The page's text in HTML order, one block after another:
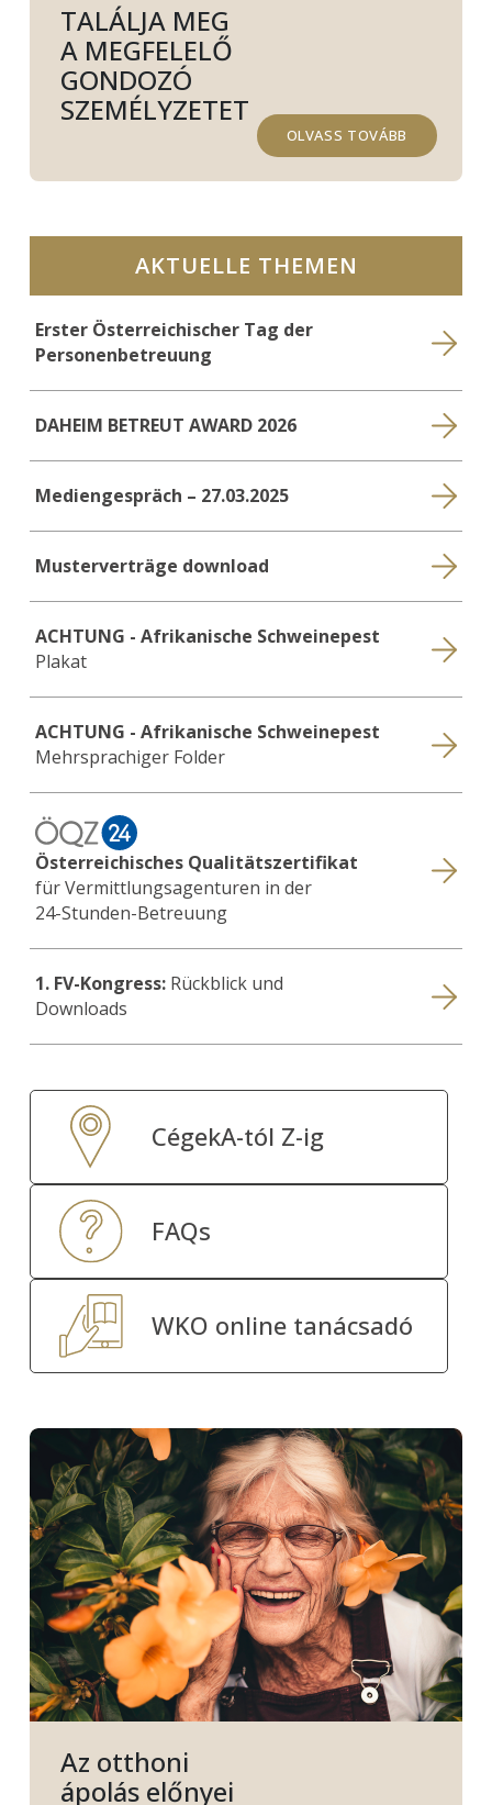
TALÁLJA MEG
A MEGFELELŐ
GONDOZÓ
SZEMÉLYZETET
OLVASS TOVÁBB
AKTUELLE THEMEN
Erster Österreichischer Tag der
Personenbetreuung
DAHEIM BETREUT AWARD 2026
Mediengespräch – 27.03.2025
Musterverträge download
ACHTUNG - Afrikanische Schweinepest
Plakat
ACHTUNG - Afrikanische Schweinepest
Mehrsprachiger Folder
Österreichisches Qualitätszertifikat
für Vermittlungsagenturen in der
24-Stunden-Betreuung
1. FV-Kongress: Rückblick und
Downloads
CégekA-tól Z-ig
FAQs
WKO online tanácsadó
Az otthoni
ápolás előnyei